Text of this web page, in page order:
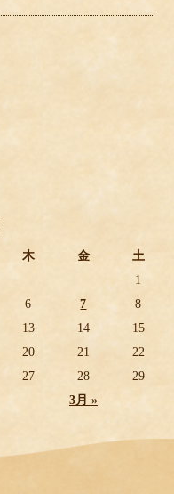
木 金 土
3月 »
1
6 7
8
13 14
15
20 21
22
27 28 29